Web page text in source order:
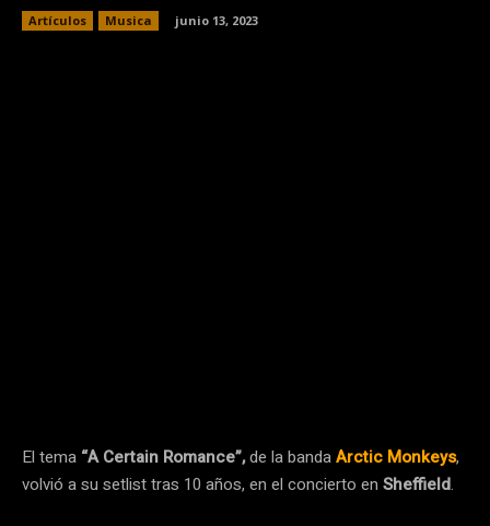
Artículos Musica junio 13, 2023
El tema “A Certain Romance”,de la bandaArctic Monkeys,
volvió a su setlist tras 10 años, en el concierto en Sheffield.